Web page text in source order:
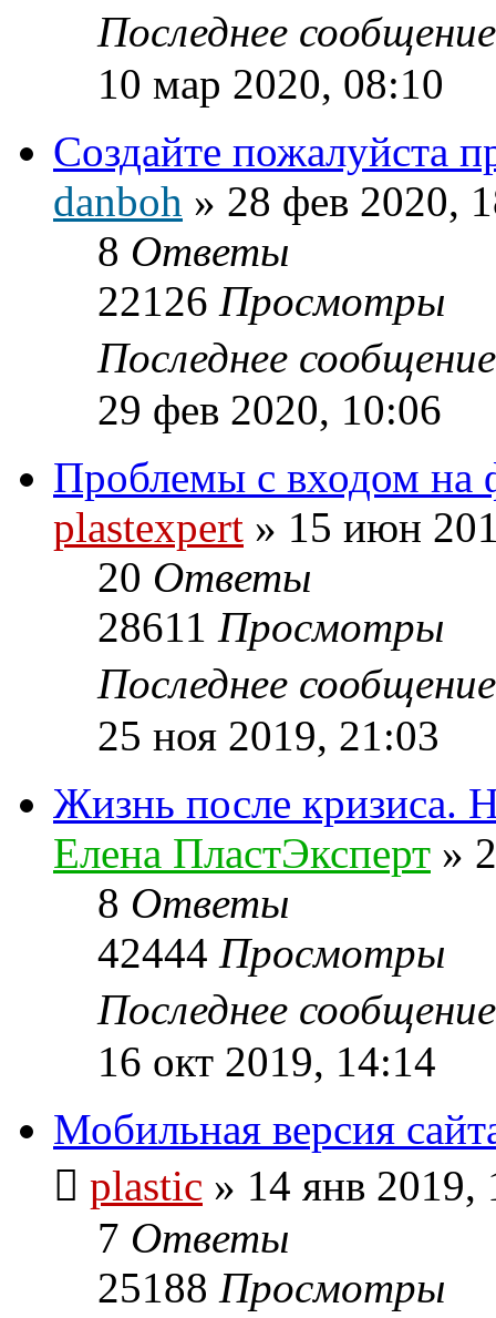
Последнее
10 мар 2020, 08:10
Создайте пожалуйста
danboh » 28 фев 2020,
8 Ответы
22126 Просмотры
Последнее
29 фев 2020, 10:06
Проблемы с входом на
plastexpert » 15 июн
20 Ответы
28611 Просмотры
Последнее
25 ноя 2019, 21:03
Жизнь после кризиса.
Елена ПластЭксперт »
8 Ответы
42444 Просмотры
Последнее
16 окт 2019, 14:14
Мобильная версия
plastic » 14 янв 2019,
7 Ответы
25188 Просмотры